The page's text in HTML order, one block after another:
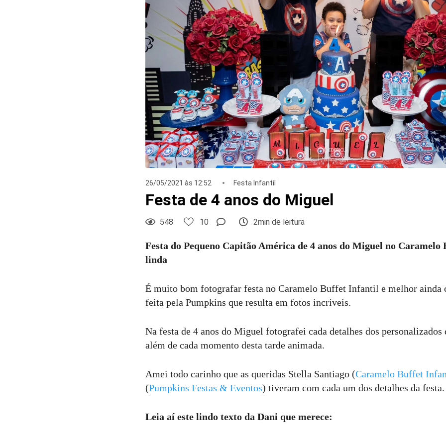
26/05/2021 às 12:52 Festa Infantil
Festa de 4 anos do Miguel
548 10 2min de leitura
Festa do Pequeno Capitão América de 4 anos do Miguel no
linda
É muito bom fotografar festa no Caramelo Buffet Infantil e melhor ainda
feita pela Pumpkins que resulta em fotos incríveis.
Na festa de 4 anos do Miguel fotografei cada detalhes dos personalizados
além de cada momento desta tarde animada.
Amei todo carinho que as queridas Stella Santiago (Caramelo Buffet
(Pumpkins Festas & Eventos) tiveram com cada um dos detalhes da festa.
Leia aí este lindo texto da Dani que merece: